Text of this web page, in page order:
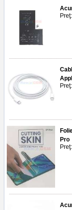
Pro